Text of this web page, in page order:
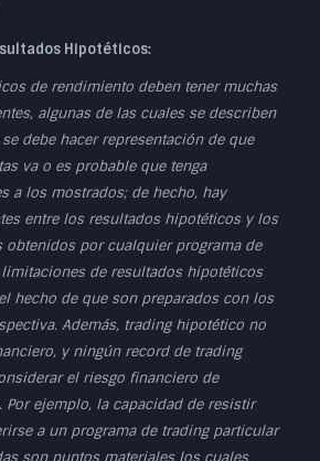
Hipotéticos:
de rendimiento deben tener muchas
algunas de las cuales se describen
debe hacer representación de que
va o es probable que tenga
a los mostrados; de hecho, hay
entre los resultados hipotéticos y los
obtenidos por cualquier programa de
limitaciones de resultados hipotéticos
hecho de que son preparados con los
Además, trading hipotético no
y ningún record de trading
el riesgo financiero de
Por ejemplo, la capacidad de resistir
a un programa de trading particular
son puntos materiales los cuales